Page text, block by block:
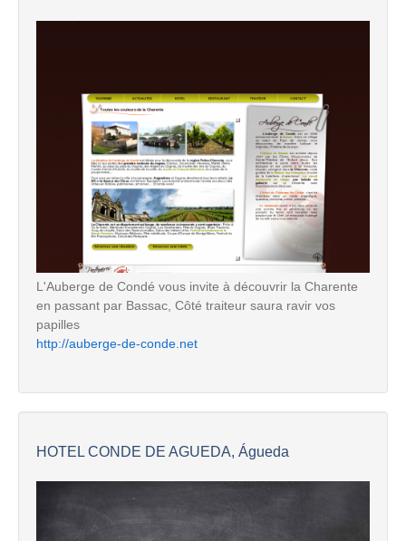
L'Auberge de Condé vous invite à découvrir la Charente
en passant par Bassac, Côté traiteur saura ravir vos
papilles
http://auberge-de-conde.net
HOTEL CONDE DE AGUEDA, Águeda